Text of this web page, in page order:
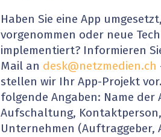
» alle News
EU-
XaaS,
Digital
Haben Sie eine App
vorgenommen oder neue
implementiert? Informieren
Mail an desk@netzmedien.ch
stellen wir Ihr App-Projekt
folgende Angaben: Name der
Aufschaltung,
Unternehmen (Auftraggeber,